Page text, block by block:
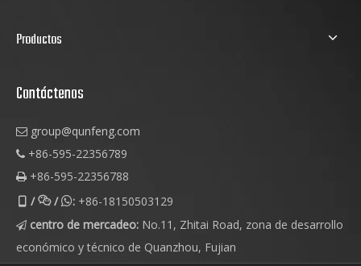
Productos
Contáctenos
 group@qunfeng.com
 +86-595-22356789
 +86-595-22356788
 //: +86-18150503129
 centro de mercadeo: No.11, Zhitai Road, zona de desarrollo
económico y técnico de Quanzhou, Fujian